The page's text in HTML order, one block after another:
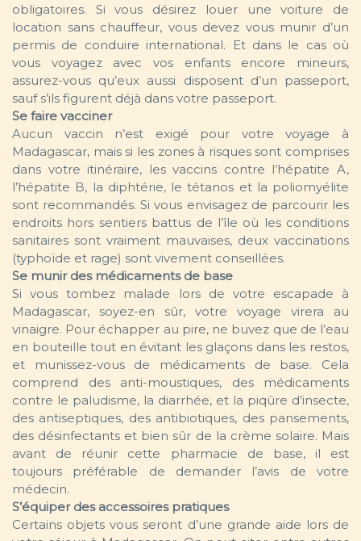
obligatoires. Si vous désirez louer une voiture de
location sans chauffeur, vous devez vous munir d’un
permis de conduire international. Et dans le cas où
vous voyagez avec vos enfants encore mineurs,
assurez-vous qu’eux aussi disposent d’un passeport,
sauf s’ils figurent déjà dans votre passeport.
Se faire vacciner
Aucun vaccin n’est exigé pour votre voyage à
Madagascar, mais si les zones à risques sont comprises
dans votre itinéraire, les vaccins contre l’hépatite A,
l’hépatite B, la diphtérie, le tétanos et la poliomyélite
sont recommandés. Si vous envisagez de parcourir les
endroits hors sentiers battus de l’île où les conditions
sanitaires sont vraiment mauvaises, deux vaccinations
(typhoïde et rage) sont vivement conseillées.
Se munir des médicaments de base
Si vous tombez malade lors de votre escapade à
Madagascar, soyez-en sûr, votre voyage virera au
vinaigre. Pour échapper au pire, ne buvez que de l’eau
en bouteille tout en évitant les glaçons dans les restos,
et munissez-vous de médicaments de base. Cela
comprend des anti-moustiques, des médicaments
contre le paludisme, la diarrhée, et la piqûre d’insecte,
des antiseptiques, des antibiotiques, des pansements,
des désinfectants et bien sûr de la crème solaire. Mais
avant de réunir cette pharmacie de base, il est
toujours préférable de demander l’avis de votre
médecin.
S’équiper des accessoires pratiques
Certains objets vous seront d’une grande aide lors de